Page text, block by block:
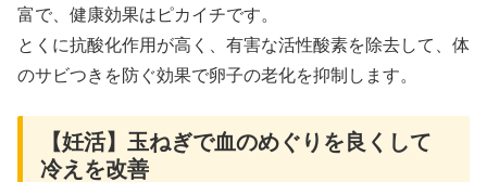
富で、健康効果はピカイチです。
とくに抗酸化作用が高く、有害な活性酸素を除去して、体
のサビつきを防ぐ効果で卵子の老化を抑制します。
【妊活】玉ねぎで血のめぐりを良くして
冷えを改善